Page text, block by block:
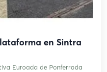
en Sintra
Euroada de Ponferrada